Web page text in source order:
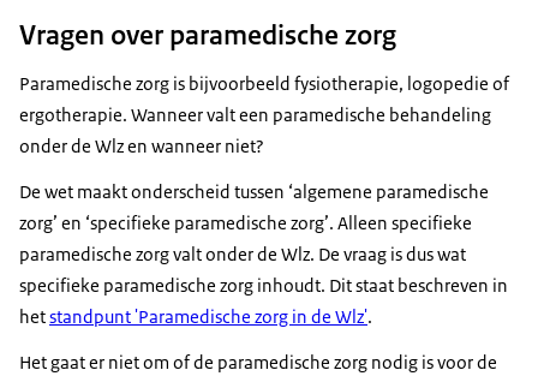
Vragen over paramedische zorg
Paramedische zorg is bijvoorbeeld fysiotherapie, logopedie of
ergotherapie. Wanneer valt een paramedische behandeling
onder de Wlz en wanneer niet?
De wet maakt onderscheid tussen ‘algemene paramedische
zorg’ en ‘specifieke paramedische zorg’. Alleen specifieke
paramedische zorg valt onder de Wlz. De vraag is dus wat
specifieke paramedische zorg inhoudt. Dit staat beschreven in
hetstandpunt 'Paramedische zorg in de Wlz'.
Het gaat er niet om of de paramedische zorg nodig is voor de